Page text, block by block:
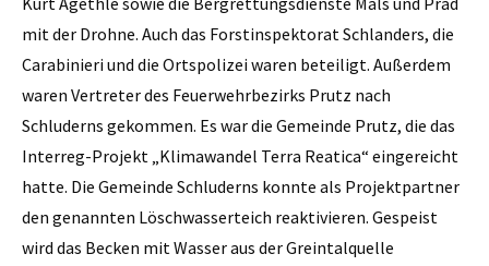
mit der Drohne. Auch das Forstinspektorat Schlanders, die
Carabinieri und die Ortspolizei waren beteiligt. Außerdem
waren Vertreter des Feuerwehrbezirks Prutz nach
Schluderns gekommen. Es war die Gemeinde Prutz, die das
Interreg-Projekt „Klimawandel Terra Reatica“ eingereicht
hatte. Die Gemeinde Schluderns konnte als Projektpartner
den genannten Löschwasserteich reaktivieren. Gespeist
wird das Becken mit Wasser aus der Greintalquelle